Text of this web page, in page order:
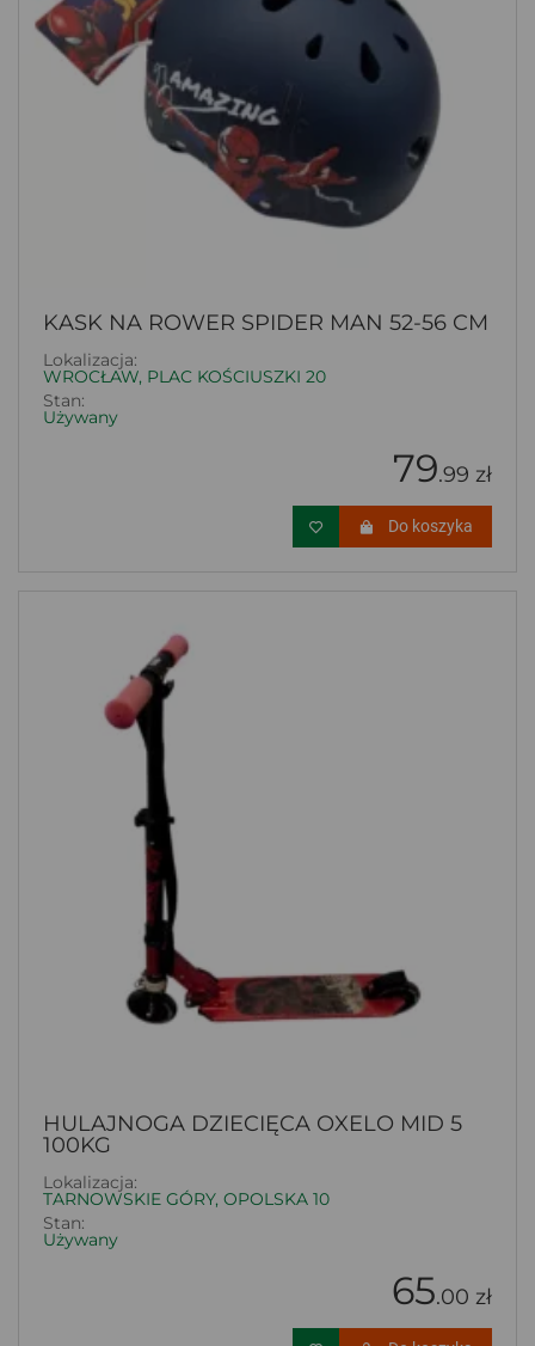
KASK NA ROWER SPIDER MAN 52-56 CM
Lokalizacja:
WROCŁAW, PLAC KOŚCIUSZKI 20
Stan:
Używany
79.99 zł
Do koszyka
HULAJNOGA DZIECIĘCA OXELO MID 5
100KG
Lokalizacja:
TARNOWSKIE GÓRY, OPOLSKA 10
Stan:
Używany
65.00 zł